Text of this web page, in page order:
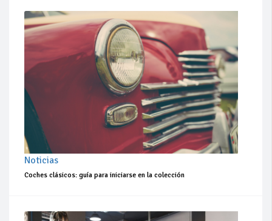
Noticias
Coches clásicos: guía para iniciarse en la colección